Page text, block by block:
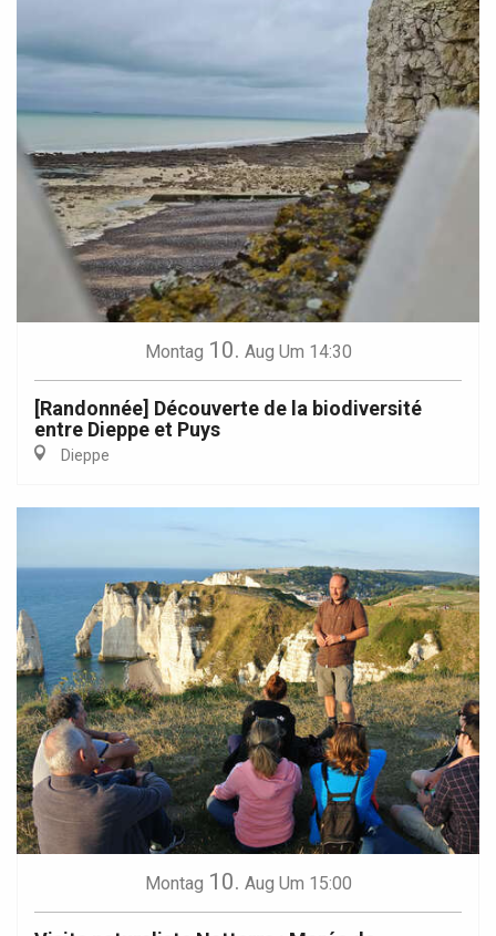
Montag 10. Aug Um 14:30
[Randonnée] Découverte de la biodiversité
entre Dieppe et Puys
Dieppe
Montag 10. Aug Um 15:00